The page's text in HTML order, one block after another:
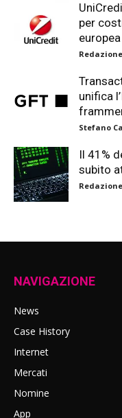
per
unifica
Stefano
Il 41%
subito
NAVIGAZIONE
News
Case History
Internet
Mercati
Nomine
App